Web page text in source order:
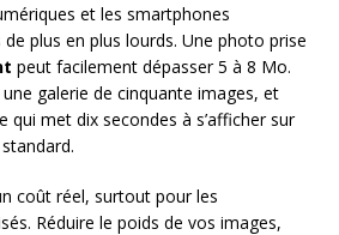
et les smartphones
plus en plus lourds. Une photo prise
peut facilement dépasser 5 à 8 Mo.
galerie de cinquante images, et
qui met dix secondes à s’afficher sur
coût réel, surtout pour les
Réduire le poids de vos images,